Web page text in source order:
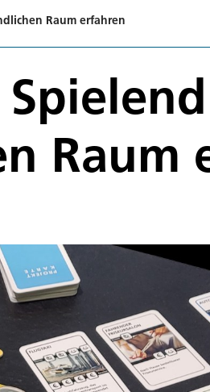
Raum erfahren
Raum